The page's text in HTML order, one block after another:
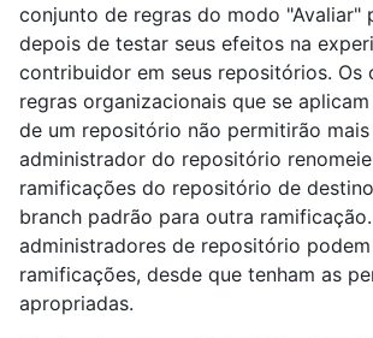
conjunto de regras do modo "Avaliar"
depois de testar seus efeitos na
contribuidor em seus repositórios. Os
regras organizacionais que se
de um repositório não permitirão
administrador do repositório
ramificações do repositório de
branch padrão para outra
administradores de repositório
ramificações, desde que tenham as
apropriadas.